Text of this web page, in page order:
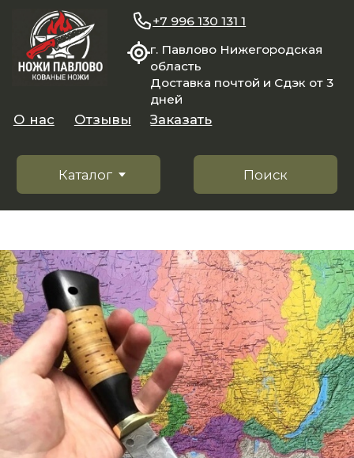
область
Доставка почтой и Сдэк от 3
Поиск
Каталог
Заказать
+7 996 130 131 1